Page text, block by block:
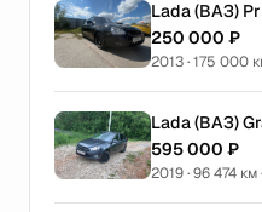
Lada (ВАЗ)
250 000 ₽
2013 · 175 000
Lada (ВАЗ)
595 000 ₽
2019 · 96 474 км